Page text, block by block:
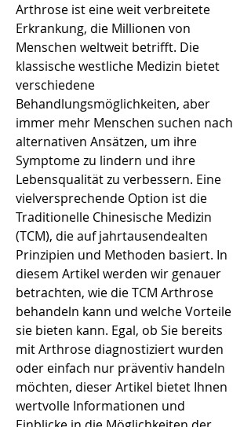
Arthrose ist eine weit verbreitete
Erkrankung, die Millionen von
Menschen weltweit betrifft. Die
klassische westliche Medizin bietet
verschiedene
Behandlungsmöglichkeiten, aber
immer mehr Menschen suchen nach
alternativen Ansätzen, um ihre
Symptome zu lindern und ihre
Lebensqualität zu verbessern. Eine
vielversprechende Option ist die
Traditionelle Chinesische Medizin
(TCM), die auf jahrtausendealten
Prinzipien und Methoden basiert. In
diesem Artikel werden wir genauer
betrachten, wie die TCM Arthrose
behandeln kann und welche Vorteile
sie bieten kann. Egal, ob Sie bereits
mit Arthrose diagnostiziert wurden
oder einfach nur präventiv handeln
möchten, dieser Artikel bietet Ihnen
wertvolle Informationen und